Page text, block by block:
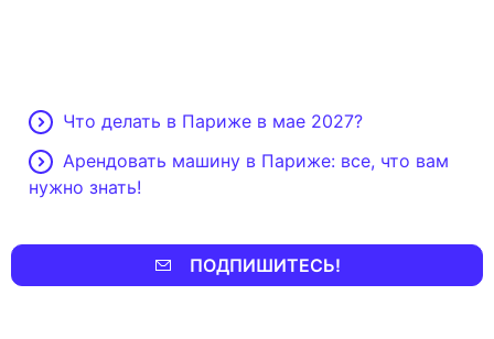
Что делать в Париже в мае 2027?
Арендовать машину в Париже: все, что вам
нужно знать!
ПОДПИШИТЕСЬ!